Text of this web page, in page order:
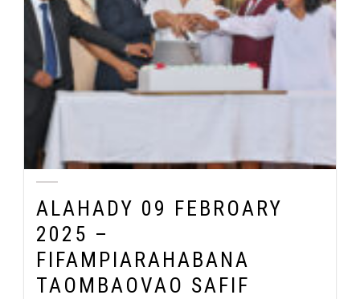
ALAHADY 09 FEBROARY
2025 –
FIFAMPIARAHABANA
TAOMBAOVAO SAFIF